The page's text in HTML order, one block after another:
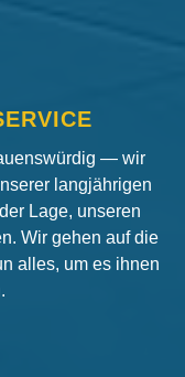
— wir
langjährigen
Lage, unseren
Wir gehen auf die
alles, um es ihnen